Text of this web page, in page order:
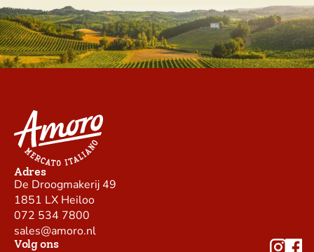
Adres
De Droogmakerij 49
1851 LX Heiloo
072 534 7800
sales@amoro.nl
Volg ons